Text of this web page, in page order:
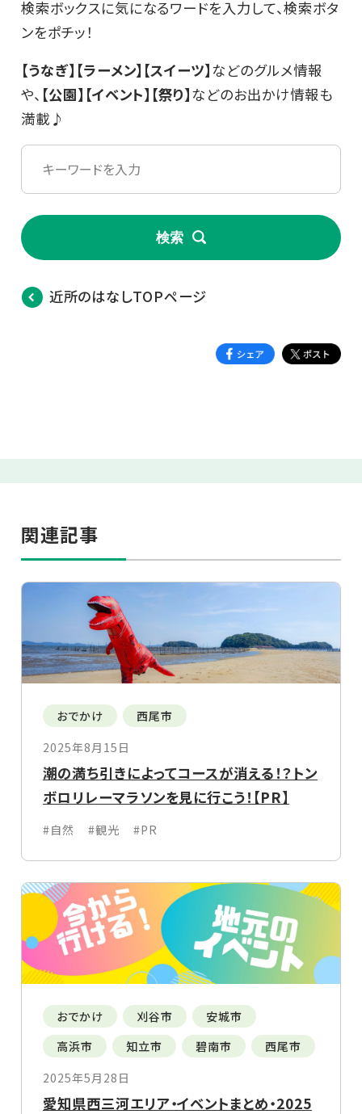
検索ボックスに気になるワードを入力して、検索ボタ
ンをポチッ！
【うなぎ】【ラーメン】【スイーツ】などのグルメ情報
や、 【公園】【イベント】【祭り】などのお出かけ情報も
満載♪
検索
近所のはなしTOPページ
関連記事
おでかけ
西尾市
2025年8月15日
潮の満ち引きによってコースが消える！？トン
ボロリレーマラソンを見に行こう！【PR】
#自然 #観光 #PR
おでかけ 刈谷市
安城市
高浜市
知立市 碧南市
西尾市
2025年5月28日
愛知県西三河エリア・イベントまとめ・2025